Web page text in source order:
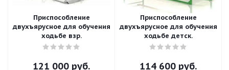
Приспособление
двухъярусное для обучения
ходьбе взр.
121 000 руб.
Приспособление
двухъярусное для обучения
ходьбе детск.
114 600 руб.